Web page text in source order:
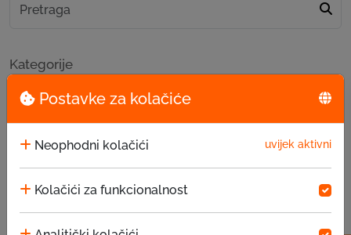
Postavke za kolačiće
Neophodni kolačići uvijek aktivni
Kolačići za funkcionalnost
Kategorije
Novosti
Društvena odgovornost
Oglasi za posao